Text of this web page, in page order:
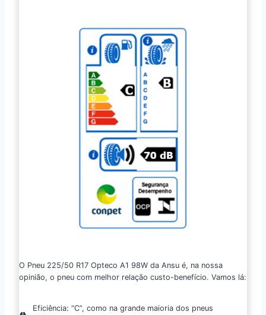
O Pneu 225/50 R17 Opteco A1 98W da Ansu é, na nossa
opinião, o pneu com melhor relação custo-benefício. Vamos lá:
Eficiência: “C”, como na grande maioria dos pneus